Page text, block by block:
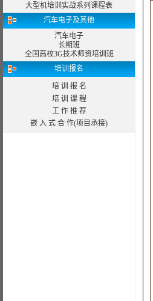
大型机培训实战系列课程表
汽车电子及其他
汽车电子
长期班
全国高校3G技术师资培训班
培训报名
培 训 报 名
培 训 课 程
工 作 推 荐
嵌 入 式 合 作(项目承接)